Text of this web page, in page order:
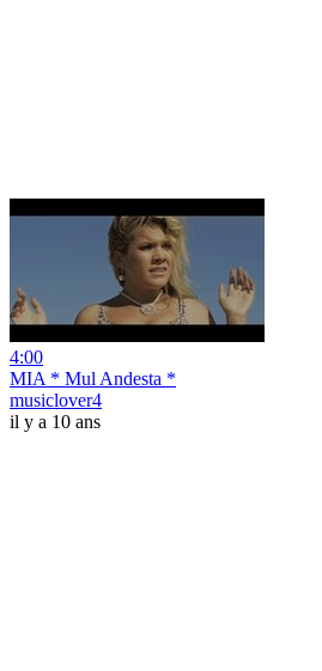
4:00
MIA * Mul Andesta *
musiclover4
il y a 10 ans